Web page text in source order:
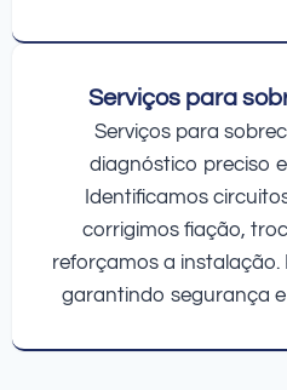
Serviços para
Serviços para
diagnóstico preciso
Identificamos
corrigimos fiação,
reforçamos a instalação.
garantindo segurança